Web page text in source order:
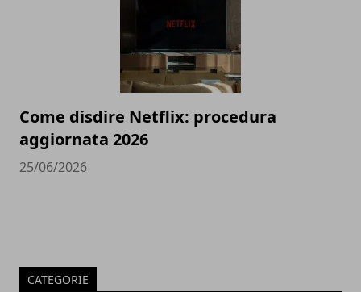
Come disdire Netflix: procedura
aggiornata 2026
25/06/2026
CATEGORIE